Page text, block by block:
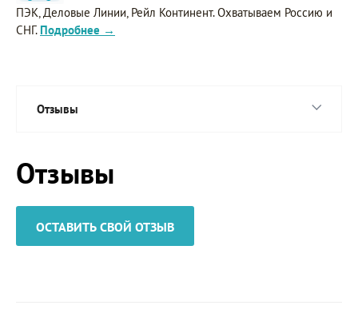
ПЭК, Деловые Линии, Рейл Континент. Охватываем Россию и
СНГ. Подробнее →
Отзывы
Отзывы
ОСТАВИТЬ СВОЙ ОТЗЫВ